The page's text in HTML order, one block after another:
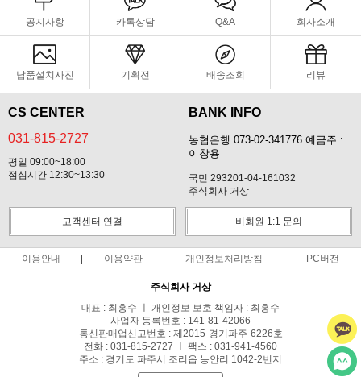
공지사항 카톡상담 Q&A 회사소개
납품설치사진 기획전 배송조회 리뷰
CS CENTER
031-815-2727
평일 09:00~18:00
점심시간 12:30~13:30
BANK INFO
농협은행 073-02-341776 예금주 :
이창용
국민 293201-04-161032
주식회사 거상
고객센터 연결 비회원 1:1 문의
이용안내 이용약관 개인정보처리방침 PC버전
주식회사 거상
대표 : 최홍수 ㅣ 개인정보 보호 책임자 : 최홍수
사업자 등록번호 : 141-81-42066
통신판매업신고번호 : 제2015-경기파주-6226호
전화 : 031-815-2727 ㅣ 팩스 : 031-941-4560
주소 : 경기도 파주시 조리읍 능안리 1042-2번지